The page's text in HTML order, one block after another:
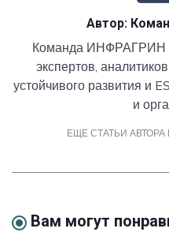
Автор:
Команда ИНФРАГРИН -
экспертов,
устойчивого развития и
и
ЕЩЕ СТАТЬИ
Вам могут